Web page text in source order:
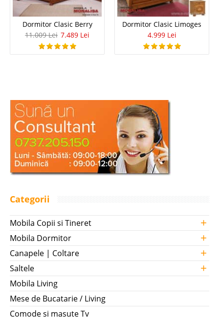
Dormitor Clasic Berry
11.009 Lei 7.489 Lei
Dormitor Clasic Limoges
4.999 Lei
Categorii
Mobila Copii si Tineret +
Mobila Dormitor +
Canapele | Coltare +
Saltele +
Mobila Living
Mese de Bucatarie / Living
Comode si masute Tv